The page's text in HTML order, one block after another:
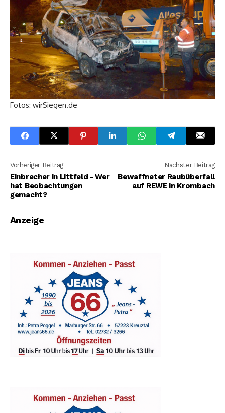
Fotos: wirSiegen.de
Vorheriger Beitrag
Einbrecher in Littfeld - Wer
hat Beobachtungen
gemacht?
Nächster Beitrag
Bewaffneter Raubüberfall
auf REWE in Krombach
Anzeige